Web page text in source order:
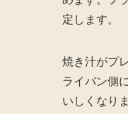
定します。
焼き汁がプ
ライパン側
いしくなり